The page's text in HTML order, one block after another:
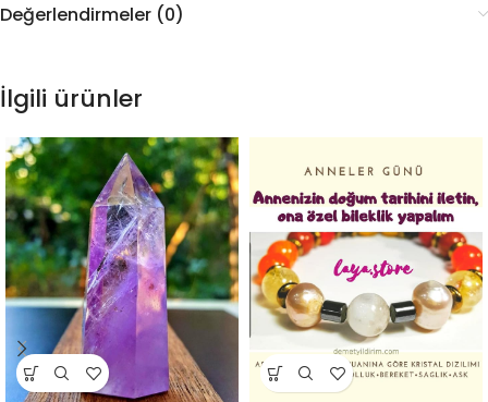
Değerlendirmeler (0)
İlgili ürünler